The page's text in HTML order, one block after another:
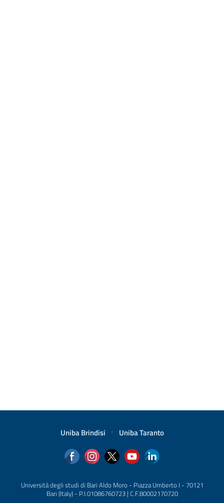
Uniba Brindisi · Uniba Taranto
Università degli studi di Bari Aldo Moro - Piazza Umberto I - 70121
Bari (Italy) - P.I.01086760723 | C.F.80002170720